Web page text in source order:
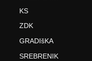
KS
ZDK
GRADIšKA
SREBRENIK